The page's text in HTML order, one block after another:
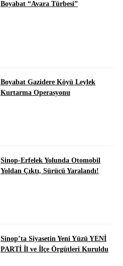
Boyabat “Avara Türbesi”
Boyabat Gazidere Köyü Leylek
Kurtarma Operasyonu
Sinop-Erfelek Yolunda Otomobil
Yoldan Çıktı, Sürücü Yaralandı!
Sinop’ta Siyasetin Yeni Yüzü YENİ
PARTİ İl ve İlçe Örgütleri Kuruldu